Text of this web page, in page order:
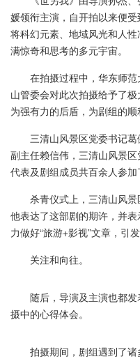
媛领衔主演，自开拍以来便
将科幻元素、地域风光和人
满惊奇和思考的多元宇宙。
在拍摄过程中，华东师范
山管委会对此次拍摄给予了
为强有力的后盾，为剧组的顺
三清山风景区党委书记葛
副主任赖信伟，三清山风景
代表及剧组成员共百余人参加
杀青仪式上，三清山风景
他表达了这部剧的期许，并
力做好“旅游+影视”文章，引
关注和向往。
随后，导演及主演也都发
摄中的心得体会。
拍摄期间，剧组遇到了诸